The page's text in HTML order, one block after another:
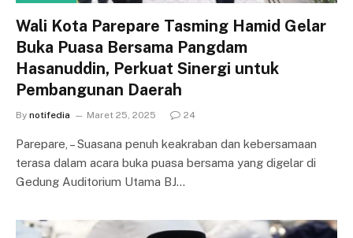
Wali Kota Parepare Tasming Hamid Gelar
Buka Puasa Bersama Pangdam
Hasanuddin, Perkuat Sinergi untuk
Pembangunan Daerah
By notifedia Maret 25, 2025 24
Parepare, – Suasana penuh keakraban dan kebersamaan
terasa dalam acara buka puasa bersama yang digelar di
Gedung Auditorium Utama BJ…